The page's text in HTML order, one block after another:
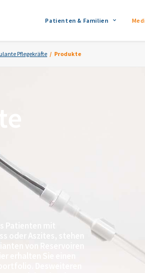
Patienten & Familien
Pflegekräfte Produkte
Patienten mit
oder Aszites, stehen
von Reservoiren